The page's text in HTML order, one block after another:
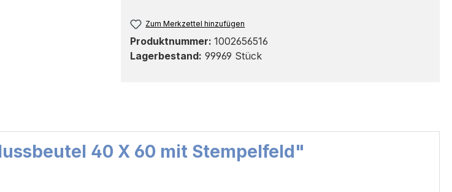
Zum Merkzettel hinzufügen
Produktnummer: 1002656516
Lagerbestand: 99969 Stück
40 X 60 mit Stempelfeld"